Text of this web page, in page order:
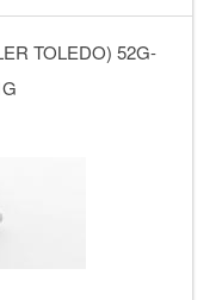
TOLEDO) 52G-